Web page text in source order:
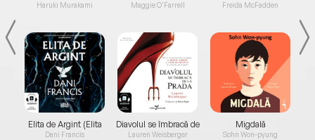
Haruki Murakami
Elita de Argint (Elita
de...
Dani Francis
Maggie O'Farrell
Diavolul se îmbracă de
la...
Lauren Weisberger
Freida McFadden
Migdală
Sohn Won-pyung